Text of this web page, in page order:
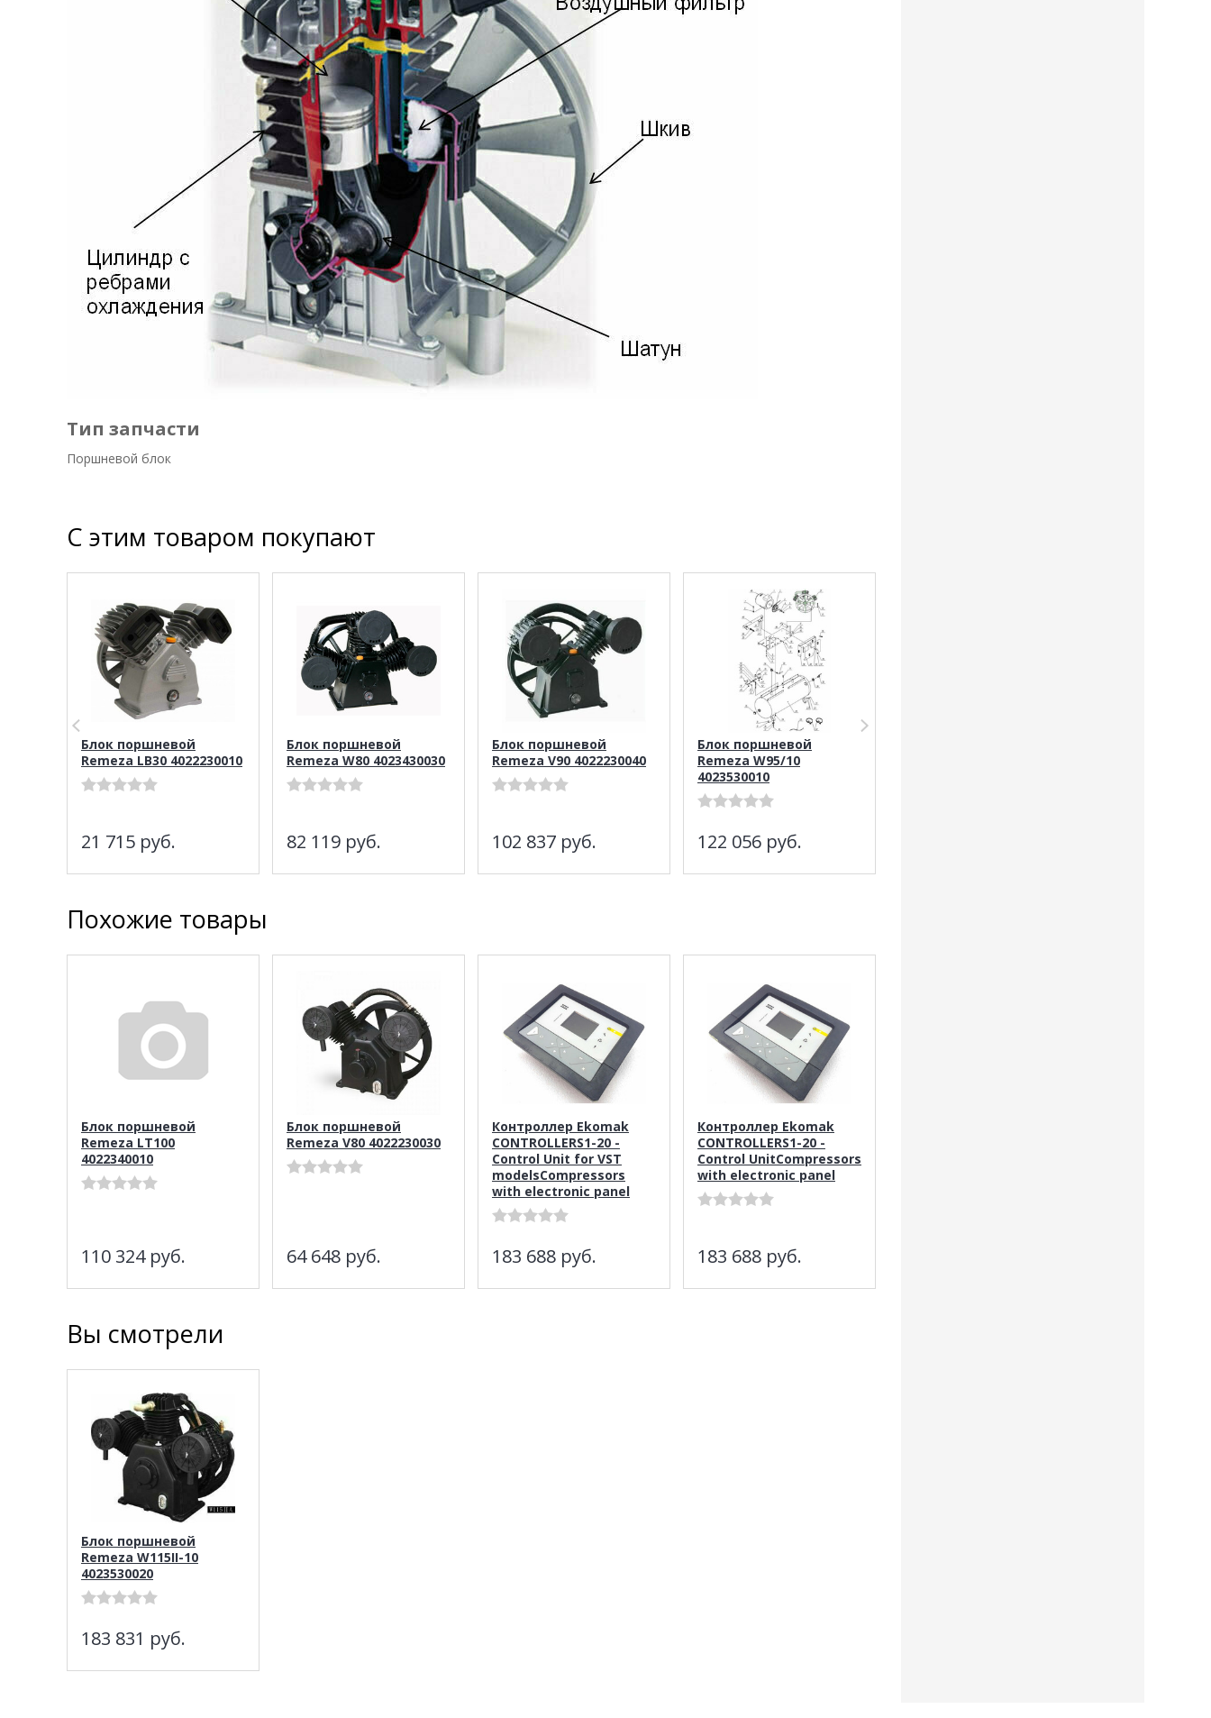
Тип запчасти
Поршневой блок
С этим товаром покупают
Блок поршневой
Remeza LB30 4022230010
21 715 руб.
Блок поршневой
Remeza W80 4023430030
82 119 руб.
Блок поршневой
Remeza V90 4022230040
102 837 руб.
Блок поршневой
Remeza W95/10
4023530010
122 056 руб.
Похожие товары
Блок поршневой
Remeza LT100
4022340010
110 324 руб.
Блок поршневой
Remeza V80 4022230030
64 648 руб.
Контроллер Ekomak
CONTROLLERS1-20 -
Control Unit for VST
modelsCompressors
with electronic panel
183 688 руб.
Контроллер Ekomak
CONTROLLERS1-20 -
Control UnitCompressors
with electronic panel
183 688 руб.
Вы смотрели
Блок поршневой
Remeza W115II-10
4023530020
183 831 руб.